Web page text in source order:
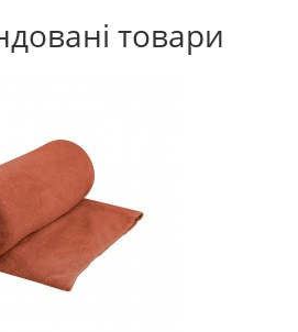
товари